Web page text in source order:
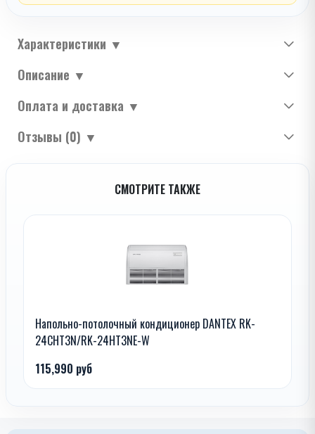
Характеристики ▼
Описание ▼
Оплата и доставка ▼
Отзывы (0) ▼
СМОТРИТЕ ТАКЖЕ
Напольно-потолочный кондиционер DANTEX RK-
24CHT3N/RK-24HT3NE-W
115,990 руб